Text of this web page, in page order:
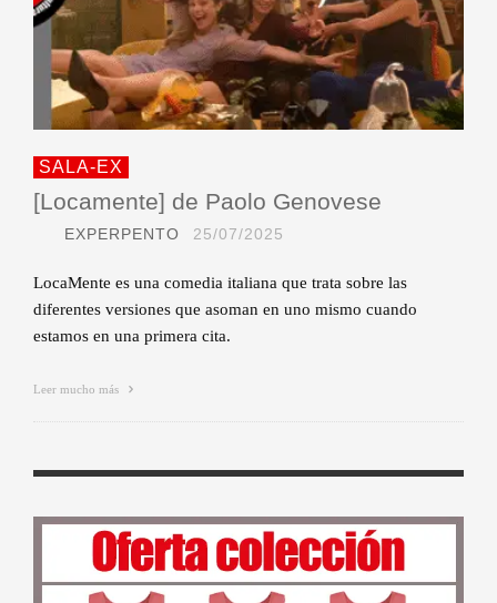
SALA-EX
[Locamente] de Paolo Genovese
EXPERPENTO 25/07/2025
LocaMente es una comedia italiana que trata sobre las
diferentes versiones que asoman en uno mismo cuando
estamos en una primera cita.
Leer mucho más